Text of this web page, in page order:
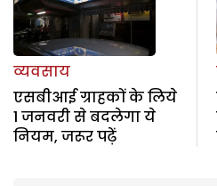
व्यवसाय
एसबीआई ग्राहकों के लिये
1 जनवरी से बदलेगा ये
नियम, जरूर पढ़ें